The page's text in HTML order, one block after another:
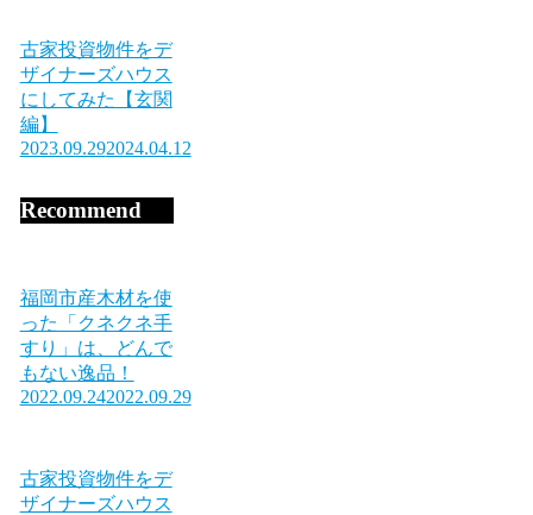
古家投資物件をデ
ザイナーズハウス
にしてみた【玄関
編】
2023.09.292024.04.12
Recommend
福岡市産木材を使
った「クネクネ手
すり」は、どんで
もない逸品！
2022.09.242022.09.29
古家投資物件をデ
ザイナーズハウス